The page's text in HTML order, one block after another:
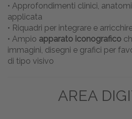
• Approfondimenti clinici,
applicata
• Riquadri per integrare e
• Ampio apparato iconografico
immagini, disegni e grafici per
di tipo visivo
AREA